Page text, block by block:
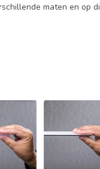
maten en op